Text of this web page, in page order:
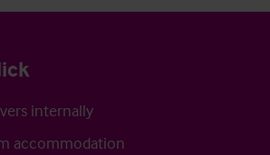
internally
accommodation